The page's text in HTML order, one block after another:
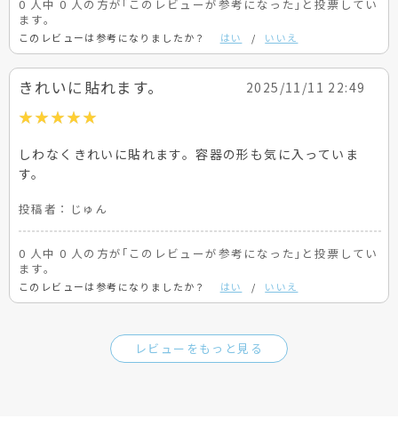
0 人中 0 人の方が｢このレビューが参考になった｣と投票してい
ます。
このレビューは参考になりましたか？ はい / いいえ
きれいに貼れます。 2025/11/11 22:49
しわなくきれいに貼れます。容器の形も気に入っていま
す。
投稿者： じゅん
0 人中 0 人の方が｢このレビューが参考になった｣と投票してい
ます。
このレビューは参考になりましたか？ はい / いいえ
レビューをもっと見る